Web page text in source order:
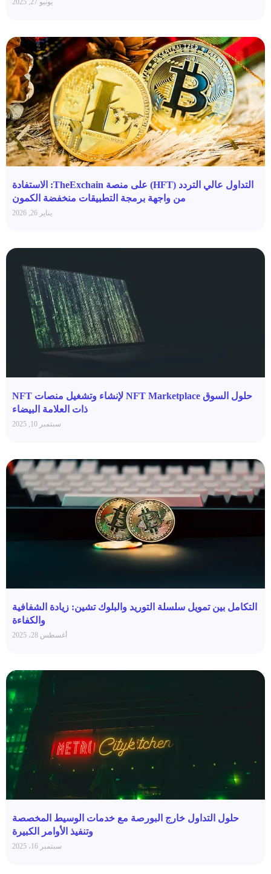
يونيو 27, 2025
التداول عالي التردد (HFT) على منصة TheExchain: الاستفادة
من واجهة برمجة التطبيقات منخفضة الكمون
يناير 26, 2026
حلول السوق NFT Marketplace لإنشاء وتشغيل منصات NFT
ذات العلامة البيضاء
سبتمبر 10, 2025
التكامل بين تمويل سلسلة التوريد والبلوك تشين: زيادة الشفافية
والكفاءة
أغسطس 28، 2025
حلول التداول خارج البورصة مع خدمات الوسيط المخصصة
وتنفيذ الأوامر الكبيرة
سبتمبر 16، 2025